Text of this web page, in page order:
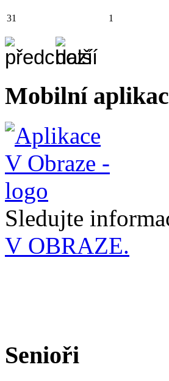
31 1
Mobilní
Sledujte
V OBRAZE.
Senioři